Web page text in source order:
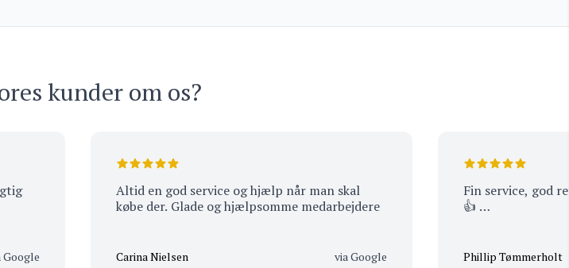
kunder om os?
Altid en god service og hjælp når man skal
købe der. Glade og hjælpsomme medarbejdere
Carina Nielsen via Google
Fin service, god
Phillip Tømmerholt